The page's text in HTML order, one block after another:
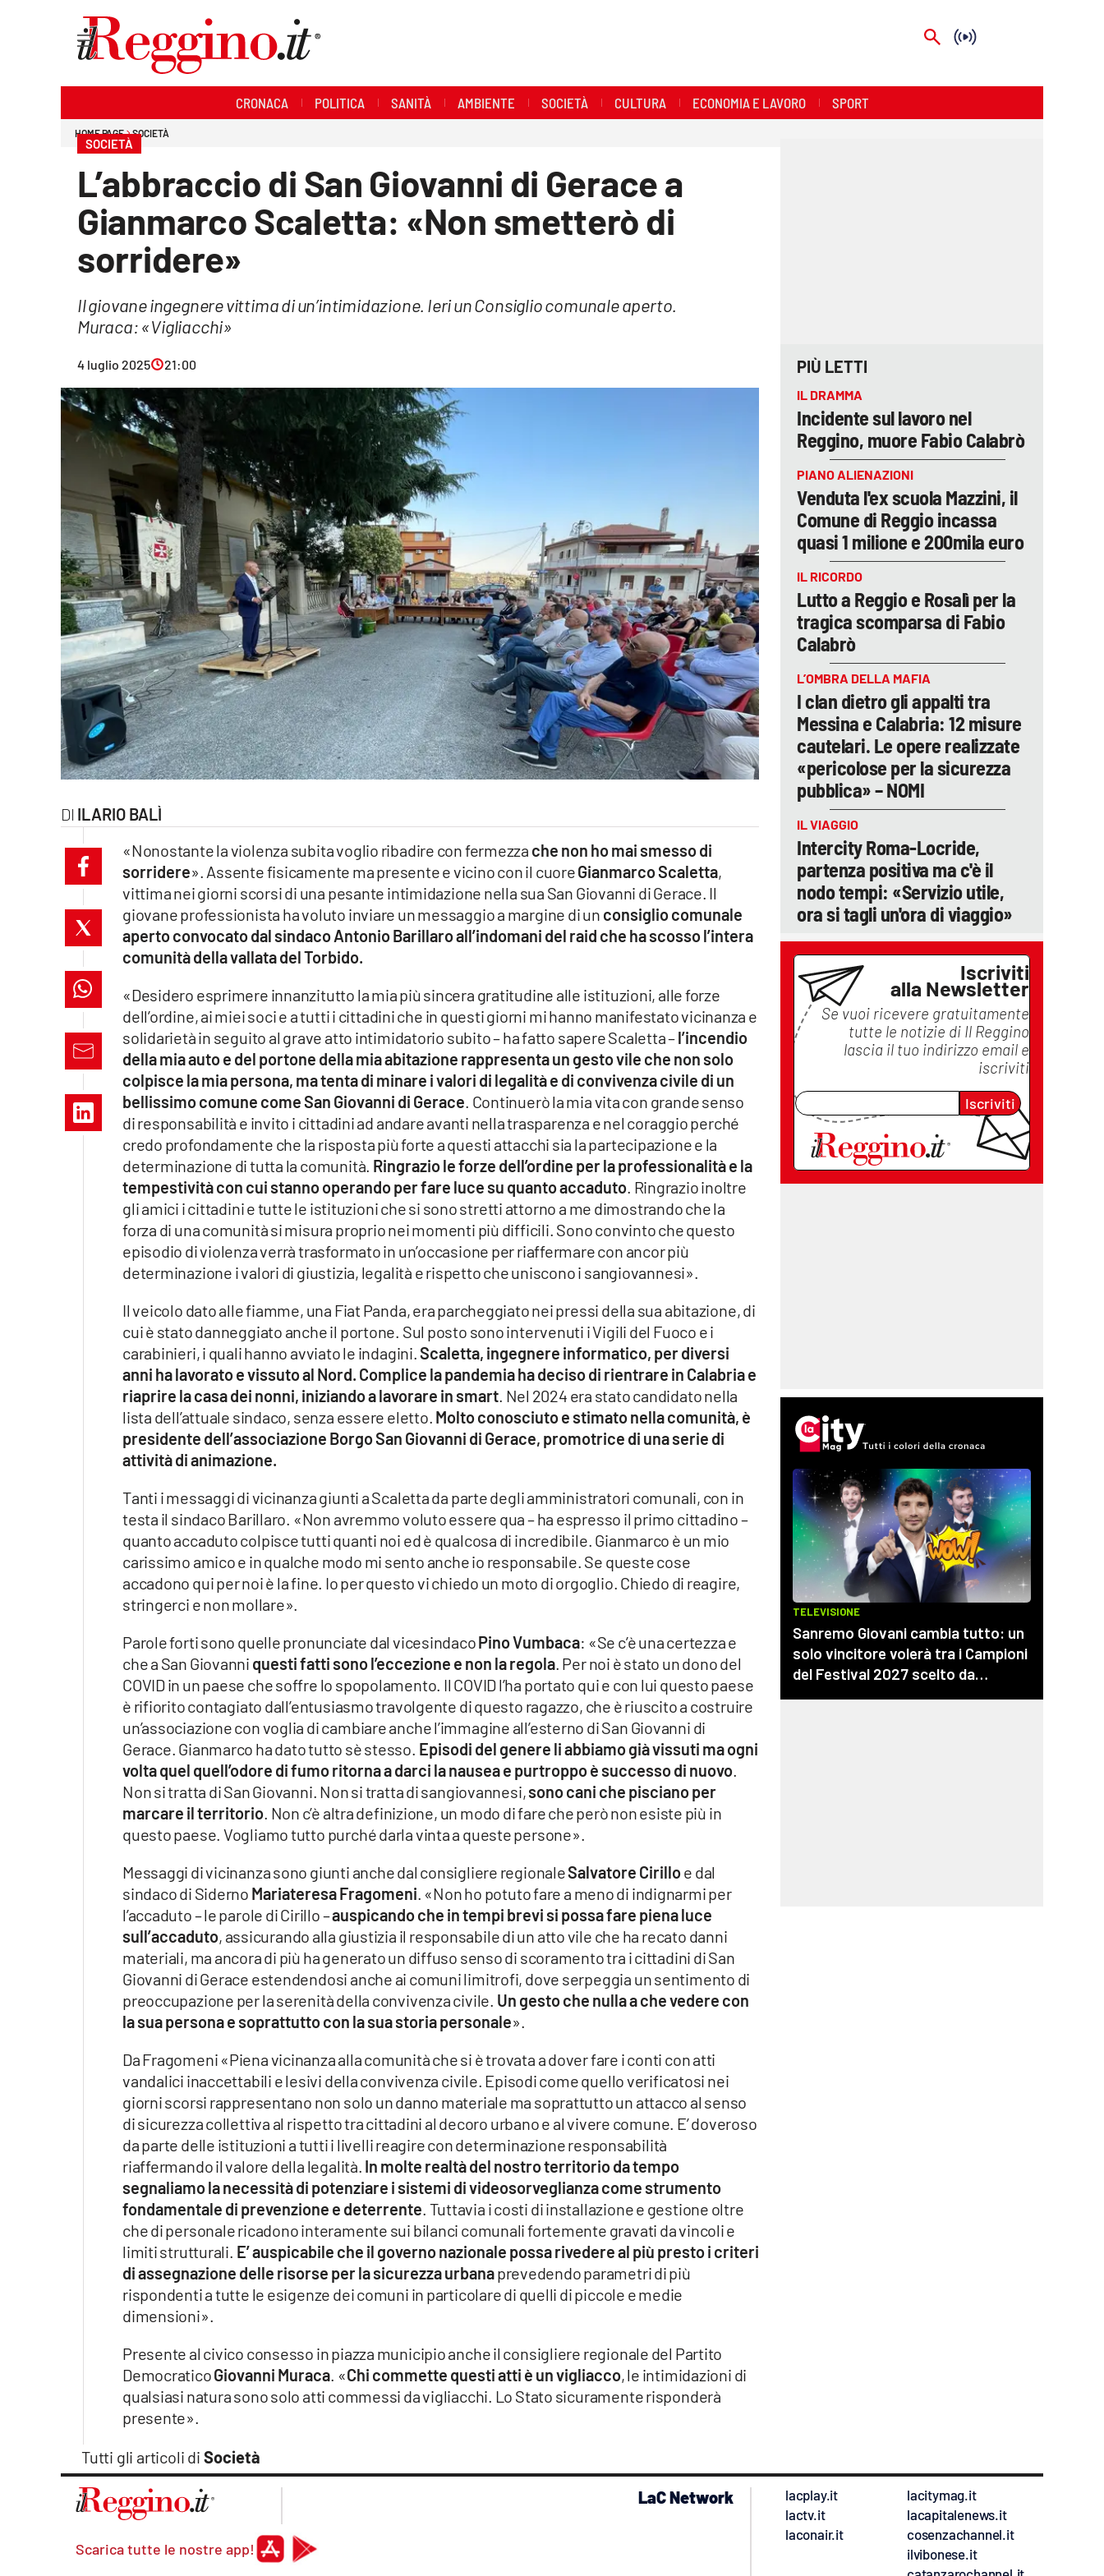
ilvibonese.it
catanzarochannel.it
lacapitalenews.it
Vai
CRONACA POLITICA SANITÀ AMBIENTE SOCIETÀ CULTURA ECONOMIA E LAVORO SPORT
HOME PAGE SOCIETÀ
SOCIETÀ
L’abbraccio di San Giovanni di Gerace a
Gianmarco Scaletta: «Non smetterò di
sorridere»
Il giovane ingegnere vittima di un’intimidazione. Ieri un Consiglio comunale aperto.
Muraca: «Vigliacchi»
4 luglio 2025 21:00
ILARIO BALÌ
Tutti gli articoli di Società
«Nonostante la violenza subita voglio ribadire con fermezza che non ho mai smesso di
sorridere». Assente fisicamente ma presente e vicino con il cuoreGianmarco Scaletta,
vittima nei giorni scorsi di una pesante intimidazione nella sua San Giovanni di Gerace. Il
giovane professionista ha voluto inviare un messaggio a margine di un consiglio comunale
aperto convocato dal sindaco Antonio Barillaro all’indomani del raid che ha scosso l’intera
comunità della vallata del Torbido.
«Desidero esprimere innanzitutto la mia più sincera gratitudine alle istituzioni, alle forze
dell’ordine, ai miei soci e a tutti i cittadini che in questi giorni mi hanno manifestato vicinanza e
solidarietà in seguito al grave atto intimidatorio subito – ha fatto sapere Scaletta –l’incendio
della mia auto e del portone della mia abitazione rappresenta un gesto vile che non solo
colpisce la mia persona, ma tenta di minare i valori di legalità e di convivenza civile di un
bellissimo comune come San Giovanni di Gerace. Continuerò la mia vita con grande senso
di responsabilità e invito i cittadini ad andare avanti nella trasparenza e nel coraggio perché
credo profondamente che la risposta più forte a questi attacchi sia la partecipazione e la
determinazione di tutta la comunità. Ringrazio le forze dell’ordine per la professionalità e la
tempestività con cui stanno operando per fare luce su quanto accaduto. Ringrazio inoltre
gli amici i cittadini e tutte le istituzioni che si sono stretti attorno a me dimostrando che la
forza di una comunità si misura proprio nei momenti più difficili. Sono convinto che questo
episodio di violenza verrà trasformato in un’occasione per riaffermare con ancor più
determinazione i valori di giustizia, legalità e rispetto che uniscono i sangiovannesi».
Il veicolo dato alle fiamme, una Fiat Panda, era parcheggiato nei pressi della sua abitazione, di
cui è stato danneggiato anche il portone. Sul posto sono intervenuti i Vigili del Fuoco e i
carabinieri, i quali hanno avviato le indagini.Scaletta, ingegnere informatico, per diversi
anni ha lavorato e vissuto al Nord. Complice la pandemia ha deciso di rientrare in Calabria e
riaprire la casa dei nonni, iniziando a lavorare in smart. Nel 2024 era stato candidato nella
lista dell’attuale sindaco, senza essere eletto. Molto conosciuto e stimato nella comunità, è
presidente dell’associazione Borgo San Giovanni di Gerace, promotrice di una serie di
attività di animazione.
Tanti i messaggi di vicinanza giunti a Scaletta da parte degli amministratori comunali, con in
testa il sindaco Barillaro. «Non avremmo voluto essere qua – ha espresso il primo cittadino –
quanto accaduto colpisce tutti quanti noi ed è qualcosa di incredibile. Gianmarco è un mio
carissimo amico e in qualche modo mi sento anche io responsabile. Se queste cose
accadono qui per noi è la fine. Io per questo vi chiedo un moto di orgoglio. Chiedo di reagire,
stringerci e non mollare».
Parole forti sono quelle pronunciate dal vicesindacoPino Vumbaca: «Se c’è una certezza e
che a San Giovanni questi fatti sono l’eccezione e non la regola. Per noi è stato un dono del
COVID in un paese che soffre lo spopolamento. Il COVID l’ha portato qui e con lui questo paese
è rifiorito contagiato dall’entusiasmo travolgente di questo ragazzo, che è riuscito a costruire
un’associazione con voglia di cambiare anche l’immagine all’esterno di San Giovanni di
Gerace. Gianmarco ha dato tutto sè stesso. Episodi del genere li abbiamo già vissuti ma ogni
volta quel quell’odore di fumo ritorna a darci la nausea e purtroppo è successo di nuovo.
Non si tratta di San Giovanni. Non si tratta di sangiovannesi,sono cani che pisciano per
marcare il territorio. Non c’è altra definizione, un modo di fare che però non esiste più in
questo paese. Vogliamo tutto purché darla vinta a queste persone».
Messaggi di vicinanza sono giunti anche dal consigliere regionaleSalvatore Cirilloe dal
sindaco di Siderno Mariateresa Fragomeni. «Non ho potuto fare a meno di indignarmi per
l’accaduto – le parole di Cirillo –auspicando che in tempi brevi si possa fare piena luce
sull’accaduto, assicurando alla giustizia il responsabile di un atto vile che ha recato danni
materiali, ma ancora di più ha generato un diffuso senso di scoramento tra i cittadini di San
Giovanni di Gerace estendendosi anche ai comuni limitrofi, dove serpeggia un sentimento di
preoccupazione per la serenità della convivenza civile. Un gesto che nulla a che vedere con
la sua persona e soprattutto con la sua storia personale».
Da Fragomeni «Piena vicinanza alla comunità che si è trovata a dover fare i conti con atti
vandalici inaccettabili e lesivi della convivenza civile. Episodi come quello verificatosi nei
giorni scorsi rappresentano non solo un danno materiale ma soprattutto un attacco al senso
di sicurezza collettiva al rispetto tra cittadini al decoro urbano e al vivere comune. E’ doveroso
da parte delle istituzioni a tutti i livelli reagire con determinazione responsabilità
riaffermando il valore della legalità. In molte realtà del nostro territorio da tempo
segnaliamo la necessità di potenziare i sistemi di videosorveglianza come strumento
fondamentale di prevenzione e deterrente. Tuttavia i costi di installazione e gestione oltre
che di personale ricadono interamente sui bilanci comunali fortemente gravati da vincoli e
limiti strutturali. E’ auspicabile che il governo nazionale possa rivedere al più presto i criteri
di assegnazione delle risorse per la sicurezza urbanaprevedendo parametri di più
rispondenti a tutte le esigenze dei comuni in particolare di quelli di piccole e medie
dimensioni».
Presente al civico consesso in piazza municipio anche il consigliere regionale del Partito
DemocraticoGiovanni Muraca. «Chi commette questi atti è un vigliacco, le intimidazioni di
qualsiasi natura sono solo atti commessi da vigliacchi. Lo Stato sicuramente risponderà
presente».
PIÙ LETTI
IL DRAMMA
Incidente sul lavoro nel
Reggino, muore Fabio Calabrò
PIANO ALIENAZIONI
Venduta l'ex scuola Mazzini, il
Comune di Reggio incassa
quasi 1 milione e 200mila euro
IL RICORDO
Lutto a Reggio e Rosalì per la
tragica scomparsa di Fabio
Calabrò
L’OMBRA DELLA MAFIA
I clan dietro gli appalti tra
Messina e Calabria: 12 misure
cautelari. Le opere realizzate
«pericolose per la sicurezza
pubblica» – NOMI
IL VIAGGIO
Intercity Roma-Locride,
partenza positiva ma c'è il
nodo tempi: «Servizio utile,
ora si tagli un'ora di viaggio»
Iscriviti
alla Newsletter
Se vuoi ricevere gratuitamente
tutte le notizie di Il Reggino
lascia il tuo indirizzo email e
iscriviti
Iscriviti
Scarica tutte le nostre app!
LaC Network
lacplay.it
lactv.it
laconair.it
lacitymag.it
lacapitalenews.it
cosenzachannel.it
ilvibonese.it